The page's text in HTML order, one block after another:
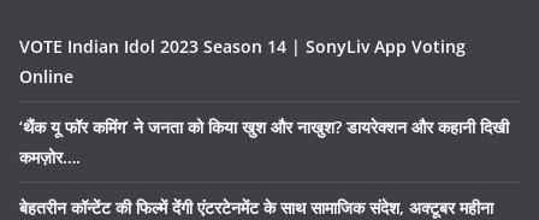
VOTE Indian Idol 2023 Season 14 | SonyLiv App Voting
Online
‘थैंक यू फॉर कमिंग’ ने जनता को किया खुश और नाखुश? डायरेक्शन और कहानी दिखी
कमज़ोर….
बेहतरीन कॉन्टेंट की फिल्में देंगी एंटरटेनमेंट के साथ सामाजिक संदेश, अक्टूबर महीना